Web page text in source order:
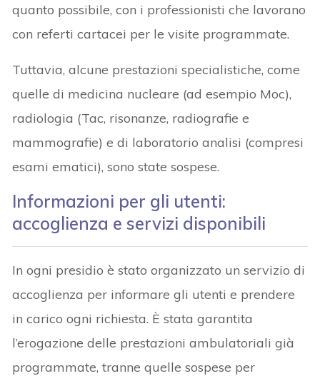
quanto possibile, con i professionisti che lavorano
con referti cartacei per le visite programmate.
Tuttavia, alcune prestazioni specialistiche, come
quelle di medicina nucleare (ad esempio Moc),
radiologia (Tac, risonanze, radiografie e
mammografie) e di laboratorio analisi (compresi
esami ematici), sono state sospese.
Informazioni per gli utenti:
accoglienza e servizi disponibili
In ogni presidio è stato organizzato un servizio di
accoglienza per informare gli utenti e prendere
in carico ogni richiesta. È stata garantita
l’erogazione delle prestazioni ambulatoriali già
programmate, tranne quelle sospese per